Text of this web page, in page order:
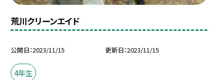
荒川クリーンエイド
公開日 2023/11/15 更新日 2023/11/15
4年生